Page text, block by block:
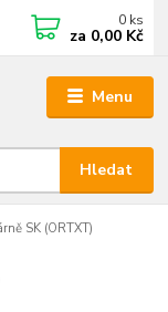
Menu
Hledat
0 ks
za 0,00 Kč
SK (ORTXT)